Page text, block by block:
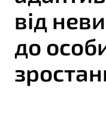
від
до